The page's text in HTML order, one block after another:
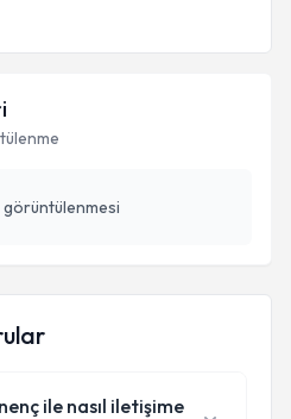
ile nasıl iletişime